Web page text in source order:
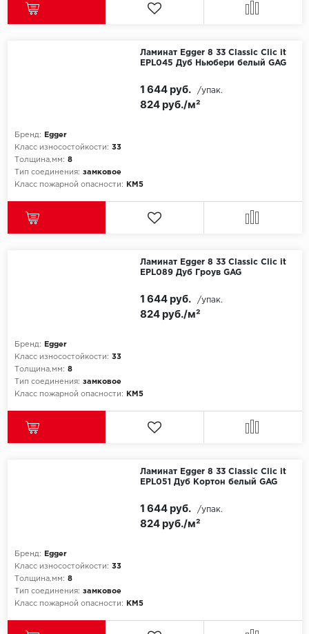
Ламинат Egger 8 33 Classic Clic it
EPL045 Дуб Ньюбери белый GAG
Бренд:
Egger
Класс износостойкости: 33
Толщина,мм: 8
Тип соединения: замковое
Класс пожарной опасности:
КМ5
824 руб./м²
1 644 руб. /упак.
Ламинат Egger 8 33 Classic Clic it
EPL089 Дуб Гроув GAG
Бренд:
Egger
Класс износостойкости: 33
Толщина,мм: 8
Тип соединения: замковое
Класс пожарной опасности:
КМ5
824 руб./м²
1 644 руб. /упак.
Ламинат Egger 8 33 Classic Clic it
EPL051 Дуб Кортон белый GAG
Бренд:
Egger
Класс износостойкости: 33
Толщина,мм: 8
Тип соединения: замковое
Класс пожарной опасности:
КМ5
824 руб./м²
1 644 руб. /упак.